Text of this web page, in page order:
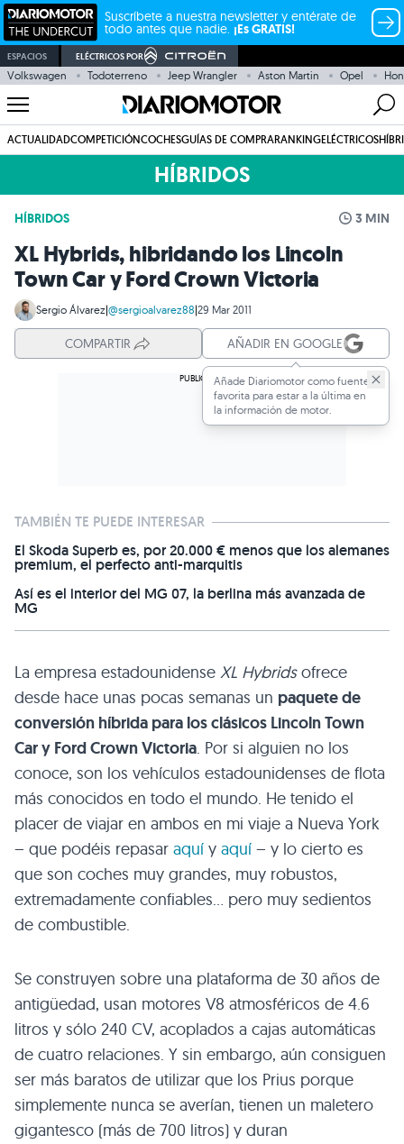
Suscríbete a nuestra newsletter y entérate de
todo antes que nadie. ¡Es GRATIS!
ESPACIOS ELÉCTRICOS POR
Volkswagen Todoterreno Jeep Wrangler Aston Martin Opel
ACTUALIDADCOMPETICIÓNCOCHESGUÍAS DE COMPRARANKINGELÉCTRICOS
HÍBRIDOS
HÍBRIDOS 3 MIN
XL Hybrids, hibridando los Lincoln
Town Car y Ford Crown Victoria
Sergio Álvarez|@sergioalvarez88|29 Mar 2011
COMPARTIR AÑADIR EN GOOGLE
Añade Diariomotor como fuente
favorita para estar a la última en
la información de motor.
TAMBIÉN TE PUEDE INTERESAR
El Skoda Superb es, por 20.000 € menos que los alemanes
premium, el perfecto anti-marquitis
Así es el interior del MG 07, la berlina más avanzada de
MG
La empresa estadounidense XL Hybridsofrece
desde hace unas pocas semanas un paquete de
conversión híbrida para los clásicos Lincoln Town
Car y Ford Crown Victoria. Por si alguien no los
conoce, son los vehículos estadounidenses de flota
más conocidos en todo el mundo. He tenido el
placer de viajar en ambos en mi viaje a Nueva York
– que podéis repasar aquí y aquí – y lo cierto es
que son coches muy grandes, muy robustos,
extremadamente confiables… pero muy sedientos
de combustible.
Se construyen sobre una plataforma de 30 años de
antigüedad, usan motores V8 atmosféricos de 4.6
litros y sólo 240 CV, acoplados a cajas automáticas
de cuatro relaciones. Y sin embargo, aún consiguen
ser más baratos de utilizar que los Prius porque
simplemente nunca se averían, tienen un maletero
gigantesco (más de 700 litros) y duran